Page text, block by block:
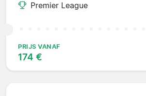
Premier League
PRIJS VANAF
174 €